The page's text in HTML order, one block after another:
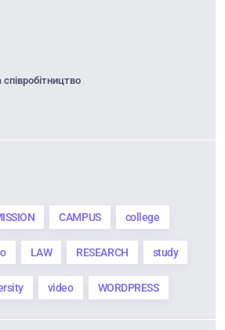
CAMPUS college
LAW RESEARCH study
video WORDPRESS